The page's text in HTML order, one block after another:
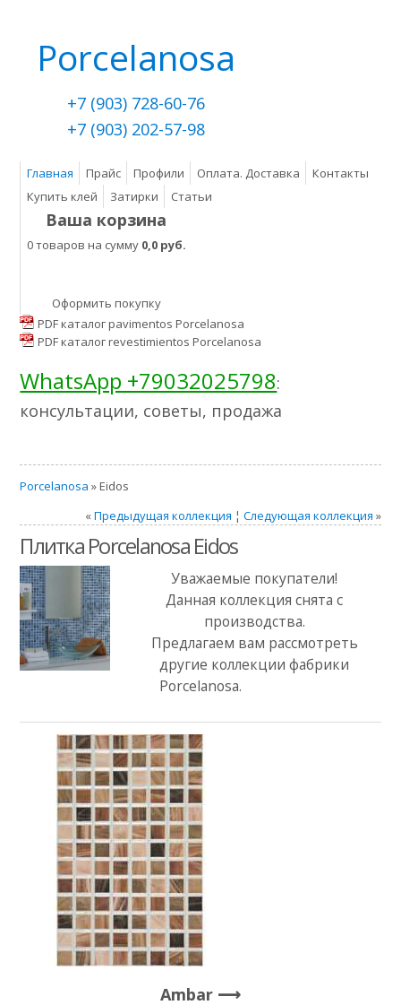
Porcelanosa
+7 (903) 728-60-76
+7 (903) 202-57-98
Главная Прайс Профили Оплата. Доставка
Контакты
Купить клей
Затирки Статьи
Ваша корзина
0 товаров на сумму 0,0 руб.
Оформить покупку
PDF каталог pavimentos Porcelanosa
PDF каталог revestimientos Porcelanosa
WhatsApp +79032025798:
консультации, советы, продажа
Porcelanosa » Eidos
«Предыдущая коллекция ¦ Следующая коллекция »
Плитка Porcelanosa Eidos
Уважаемые покупатели!
Данная коллекция снята с
производства.
Предлагаем вам рассмотреть
другие коллекции фабрики
Porcelanosa.
Ambar